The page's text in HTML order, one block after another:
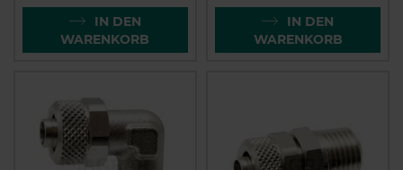
IN DEN
WARENKORB
IN DEN
WARENKORB